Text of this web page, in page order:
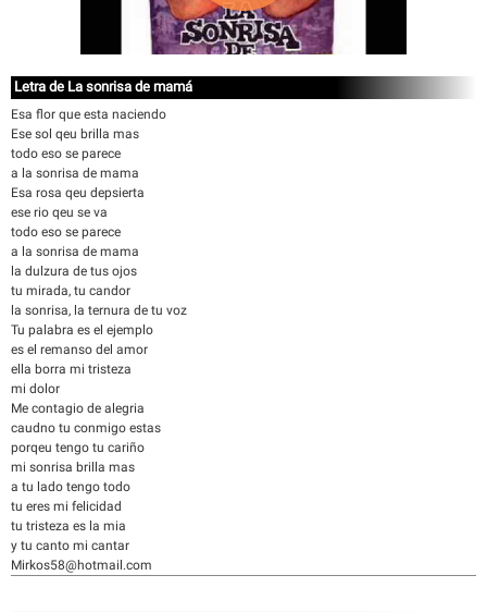
Letra de La sonrisa de mamá
Esa flor que esta naciendo
Ese sol qeu brilla mas
todo eso se parece
a la sonrisa de mama
Esa rosa qeu depsierta
ese rio qeu se va
todo eso se parece
a la sonrisa de mama
la dulzura de tus ojos
tu mirada, tu candor
la sonrisa, la ternura de tu voz
Tu palabra es el ejemplo
es el remanso del amor
ella borra mi tristeza
mi dolor
Me contagio de alegria
caudno tu conmigo estas
porqeu tengo tu cariño
mi sonrisa brilla mas
a tu lado tengo todo
tu eres mi felicidad
tu tristeza es la mia
y tu canto mi cantar
Mirkos58@hotmail.com